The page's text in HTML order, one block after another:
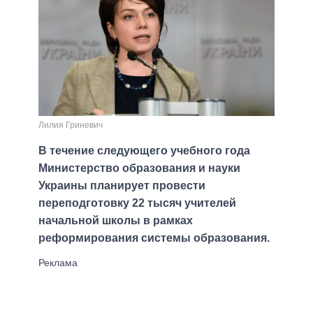
Лилия Гриневич
В течение следующего учебного года
Министерство образования и науки
Украины планирует провести
переподготовку 22 тысяч учителей
начальной школы в рамках
реформирования системы образования.